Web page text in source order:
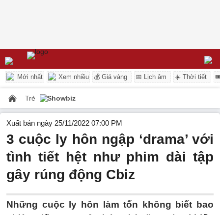
Mới nhất Xem nhiều 💰 Giá vàng 📅 Lịch âm ☀️ Thời tiết
Trẻ Showbiz
Xuất bản ngày 25/11/2022 07:00 PM
3 cuộc ly hôn ngập ‘drama’ với
tình tiết hệt như phim dài tập
gây rúng động Cbiz
Những cuộc ly hôn làm tốn không biết bao